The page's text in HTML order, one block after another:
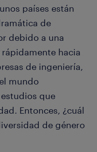
países están
de
debido a una
hacia
de ingeniería,
mundo
que
Entonces, ¿cuál
de género